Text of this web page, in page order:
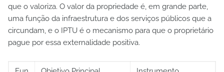
que o valoriza. O valor da propriedade é, em grande parte,
uma função da infraestrutura e dos serviços públicos que a
circundam, e o IPTU é o mecanismo para que o proprietário
pague por essa externalidade positiva.